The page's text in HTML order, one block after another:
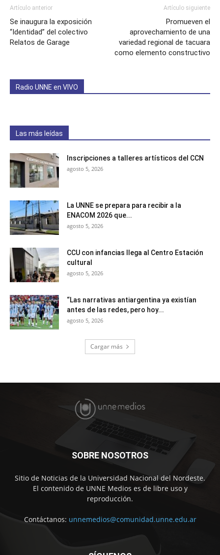
Artículo anterior
Se inaugura la exposición
“Identidad” del colectivo
Relatos de Garage
Artículo siguiente
Promueven el
aprovechamiento de una
variedad regional de tacuara
como elemento constructivo
Radio UNNE en VIVO
Las más leídas
Inscripciones a talleres artísticos del CCN
agosto 5, 2026
La UNNE se prepara para recibir a la
ENACOM 2026 que...
agosto 5, 2026
CCU con infancias llega al Centro Estación
cultural
agosto 5, 2026
“Las narrativas antiargentina ya existían
antes de las redes, pero hoy...
agosto 5, 2026
Cargar más
SOBRE NOSOTROS
Sitio de Noticias de la Universidad Nacional del Nordeste.
El contenido de UNNE Medios es de libre uso y
reproducción.
Contáctanos: unnemedios@comunidad.unne.edu.ar